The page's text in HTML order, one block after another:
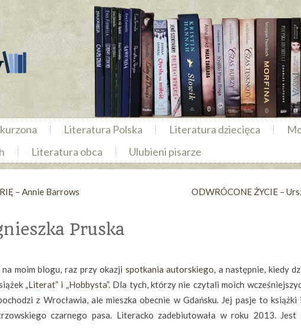
Literatura Polska Literatura dziecięca
Literatura obca Ulubieni pisarze
– Annie Barrows ODWRÓCONE ŻYCIE –
Pruska
moim blogu, raz przy okazji spotkania autorskiego, a następnie, kiedy
„Literat” i „Hobbysta”. Dla tych, którzy nie czytali moich
z Wrocławia, ale mieszka obecnie w Gdańsku. Jej pasje to
czarnego pasa. Literacko zadebiutowała w roku 2013. Jest